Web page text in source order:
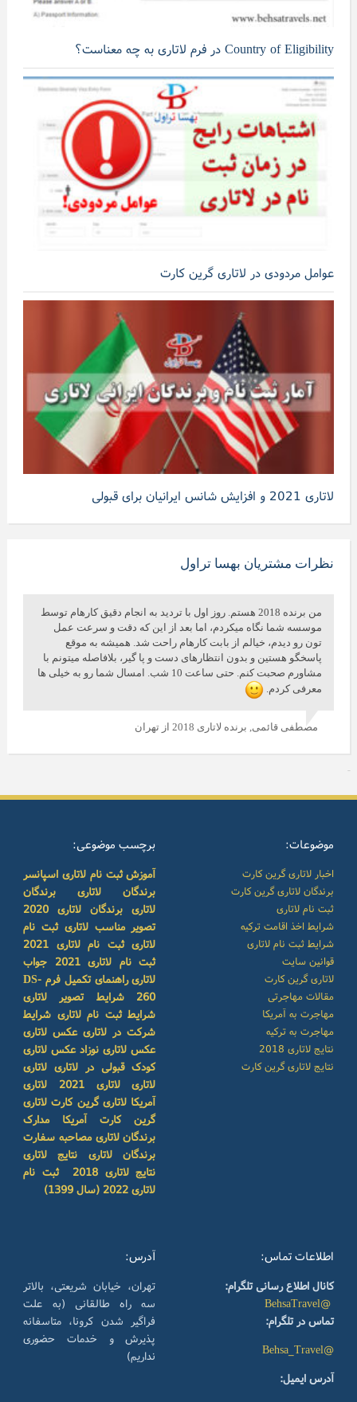
Country of Eligibility در فرم لاتاری به چه معناست؟
عوامل مردودی در لاتاری گرین کارت
لاتاری 2021 و افزایش شانس ایرانیان برای قبولی
نظرات مشتریان بهسا تراول
من برنده 2018 هستم. روز اول با تردید به انجام دقیق کارهام توسط
موسسه شما نگاه میکردم، اما بعد از این که دقت و سرعت عمل
تون رو دیدم، خیالم از بابت کارهام راحت شد. همیشه به موقع
پاسخگو هستین و بدون انتظارهای دست و پا گیر، بلافاصله میتونم با
مشاورم صحبت کنم. حتی ساعت 10 شب. امسال شما رو به خیلی ها
معرفی کردم.
مصطفی قائمی, برنده لاتاری 2018 از تهران
برچسب موضوعی:
آموزش ثبت نام لاتاری اسپانسر
برندگان لاتاری
برندگان
لاتاری برندگان لاتاری 2020
تصویر مناسب لاتاری ثبت نام
لاتاری ثبت نام لاتاری 2021
ثبت نام لاتاری 2021
جواب
لاتاری
راهنمای تکمیل فرم DS-
260
شرایط تصویر لاتاری
شرایط ثبت نام لاتاری شرایط
شرکت در لاتاری عکس لاتاری
عکس لاتاری نوزاد عکس لاتاری
کودک قبولی در لاتاری لاتاری
لاتاریلاتاری 2021
لاتاری
آمریکا لاتاری گرین کارت لاتاری
گرین کارت آمریکا
مدارک
برندگان لاتاری مصاحبه سفارت
برندگان لاتاری
نتایج لاتاری
نتایج لاتاری 2018
ثبت نام
لاتاری 2022 (سال 1399)
موضوعات:
اخبار لاتاری گرین کارت
برندگان لاتاری گرین کارت
ثبت نام لاتاری
شرایط اخذ اقامت ترکیه
شرایط ثبت نام لاتاری
قوانین سایت
لاتاری گرین کارت
مقالات مهاجرتی
مهاجرت به آمریکا
مهاجرت به ترکیه
نتایج لاتاری 2018
نتایج لاتاری گرین کارت
آدرس:
تهران، خیابان شریعتی، بالاتر
سه راه طالقانی (به علت
فراگیر شدن کرونا، متاسفانه
پذیرش و خدمات حضوری
نداریم)
اطلاعات تماس:
کانال اطلاع رسانی تلگرام:
@BehsaTravel
تماس در تلگرام:
@Behsa_Travel
آدرس ایمیل: